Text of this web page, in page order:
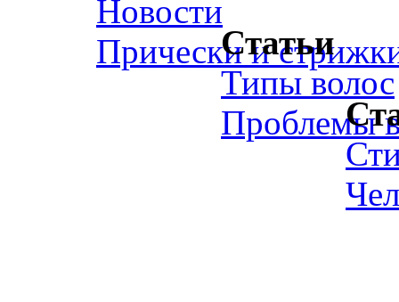
Новости
Прически иСтатьи
Типы волос
Проблемы